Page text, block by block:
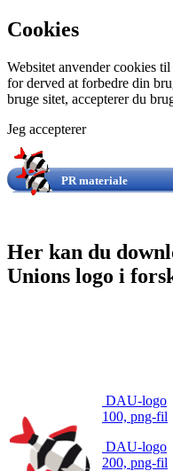
Cookies
Websitet anvender cookies
for derved at forbedre din
bruge sitet, accepterer du
Jeg accepterer
PR materiale
Her kan du
Unions logo i
DAU-logo
100, png-fil
DAU-logo
200, png-fil